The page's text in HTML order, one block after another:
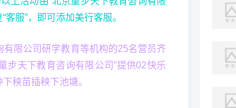
客服”，即可添加美行客服。
限公司研学教育等机构的25名营员齐
步天下教育咨询有限公司”提供02快乐
秧苗插秧下池塘。